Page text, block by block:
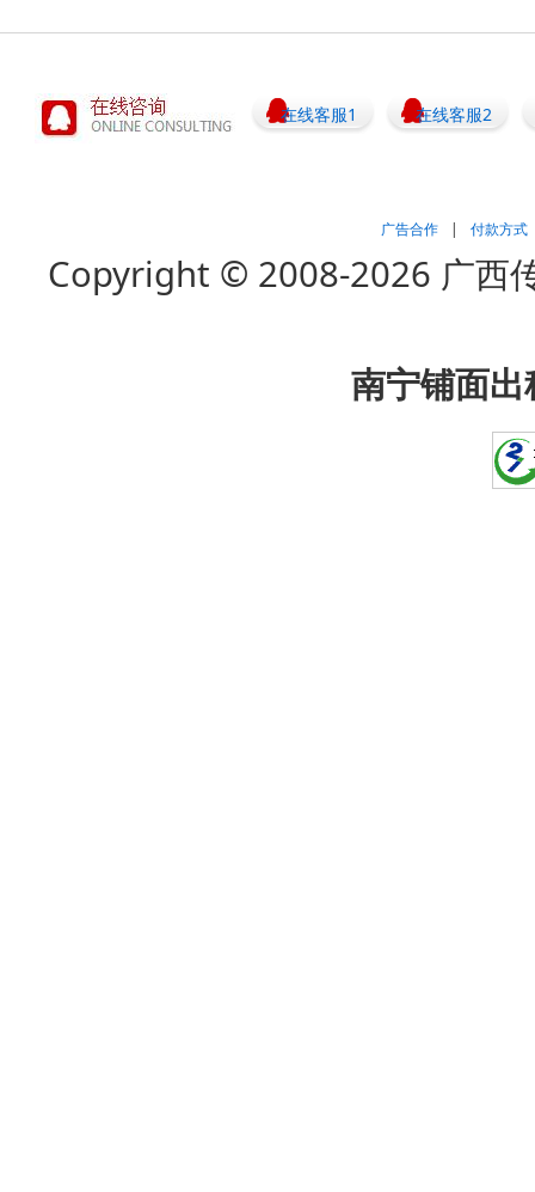
在线客服1 在线客服2
广告合作 | 付款方式
Copyright © 2008-2026 广西
南宁铺面出